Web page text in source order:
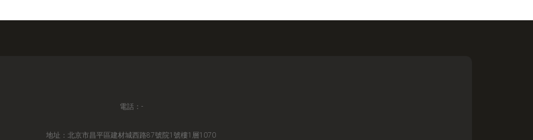
電話：-
地址：北京市昌平區建材城西路87號院1號樓1層1070